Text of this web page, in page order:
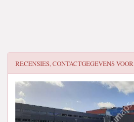
RECENSIES, CONTACTGEGEVENS VOOR